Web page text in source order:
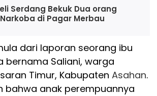
Serdang Bekuk Dua orang
di Pagar Merbau
dari laporan seorang ibu
bernama Saliani, warga
Timur, Kabupaten Asahan.
bahwa anak perempuannya